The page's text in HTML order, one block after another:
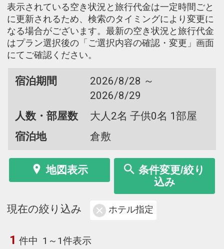
表示されている空き状況と旅行代金は一定時間ごと
に更新されるため、検索のタイミングにより変更に
なる場合がございます。最新の空き状況と旅行代金
はプラン選択後の「ご選択内容の確認・変更」画面
にてご確認ください。
宿泊期間
2026/8/28 ～
2026/8/29
人数・部屋数
大人2名 子供0名 1部屋
宿泊地
倉敷
地図表示
条件変更/絞り
込み
現在の絞り込み ホテル指定
1 件中 1～1件表示